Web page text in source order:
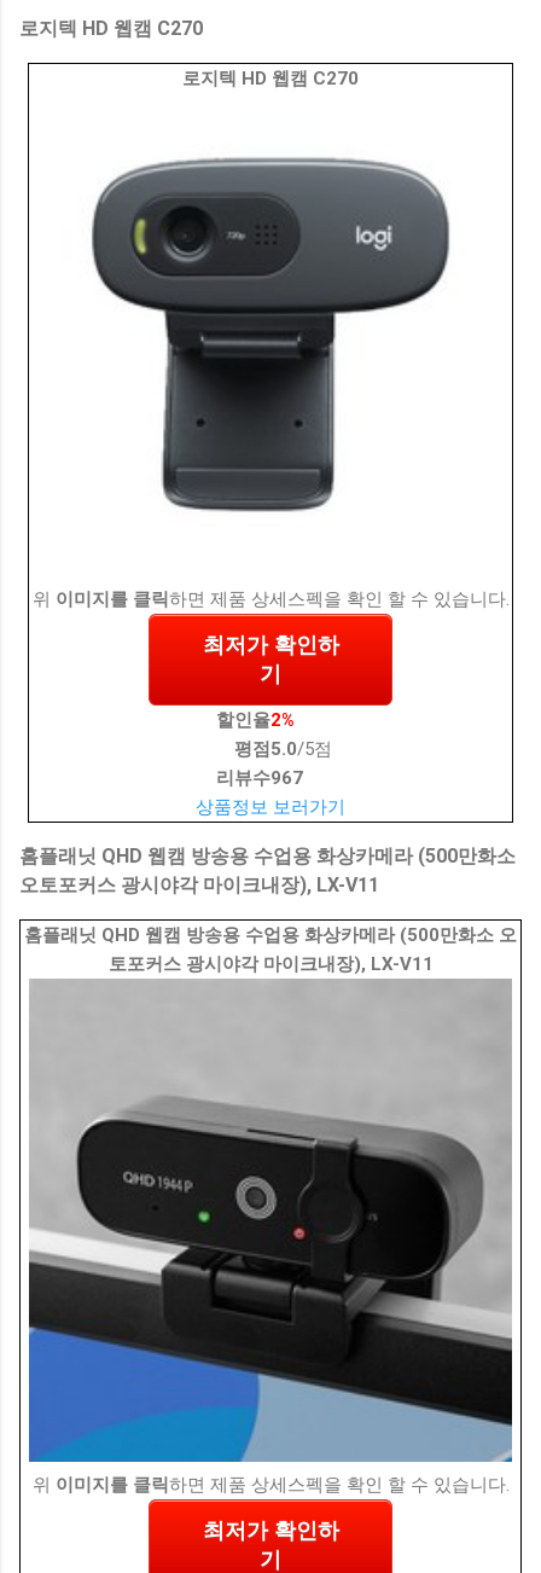
로지텍 HD 웹캠 C270
로지텍 HD 웹캠 C270
위 이미지를 클릭하면 제품 상세스펙을 확인 할 수 있습니다.
최저가 확인하
기
할인율2%
평점 5.0/5점
리뷰수967
상품정보 보러가기
홈플래닛 QHD 웹캠 방송용 수업용 화상카메라 (500만화소
오토포커스 광시야각 마이크내장), LX-V11
홈플래닛 QHD 웹캠 방송용 수업용 화상카메라 (500만화소 오
토포커스 광시야각 마이크내장), LX-V11
위 이미지를 클릭하면 제품 상세스펙을 확인 할 수 있습니다.
최저가 확인하
기